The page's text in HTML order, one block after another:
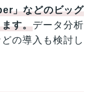
」などのビッグ
す。データ分析
の導入も検討し